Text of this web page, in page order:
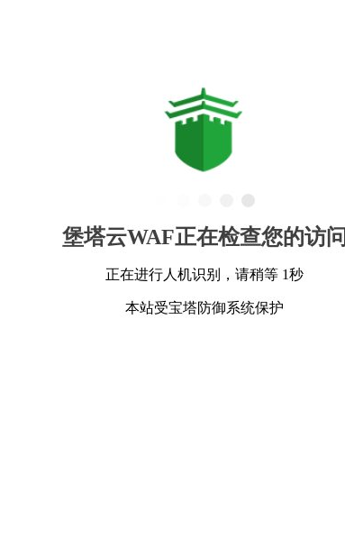
堡塔云WAF正在检查您的访问
正在进行人机识别，请稍等 1秒
本站受宝塔防御系统保护